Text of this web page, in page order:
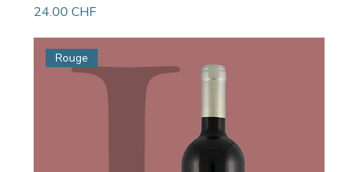
Prix
24.00 CHF
Rouge